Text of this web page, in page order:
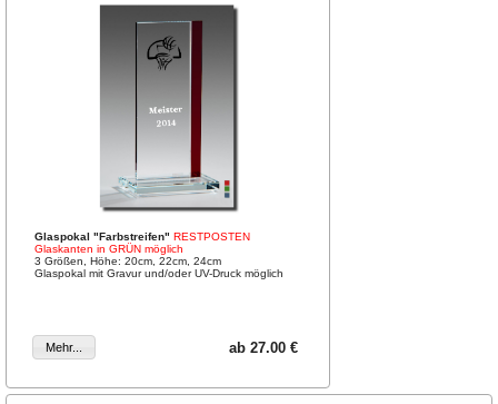
Glaspokal "Farbstreifen" RESTPOSTEN
Glaskanten in GRÜN möglich
3 Größen, Höhe: 20cm, 22cm, 24cm
Glaspokal mit Gravur und/oder UV-Druck möglich
ab 27.00 €